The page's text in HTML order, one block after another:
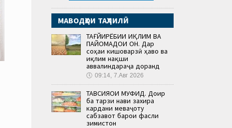
МАВОДҲОИ ТАҲЛИЛӢ
ТАҒЙИРЁБИИ ИҚЛИМ ВА
ПАЙОМАДҲОИ ОН. Дар
соҳаи кишоварзӣ ҳаво ва
иқлим нақши
аввалиндараҷа доранд
🕔 09:14, 7.Авг 2026
ТАВСИЯҲОИ МУФИД. Доир
ба тарзи нави захира
кардани меваҷоту
сабзавот барои фасли
зимистон